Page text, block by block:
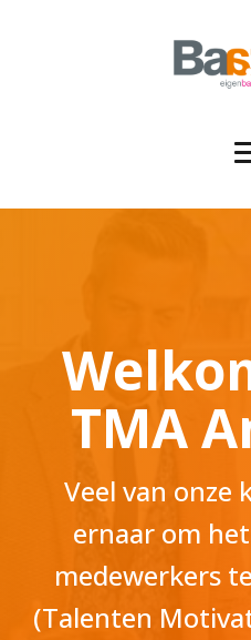
TMA
Veel van onze
ernaar om
medewerkers
(Talenten